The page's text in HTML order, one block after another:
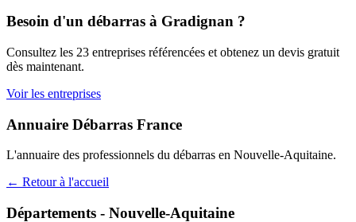
Besoin d'un débarras à Gradignan ?
Consultez les 23 entreprises référencées et obtenez un devis gratuit
dès maintenant.
Voir les entreprises
Annuaire Débarras France
L'annuaire des professionnels du débarras en Nouvelle-Aquitaine.
← Retour à l'accueil
Départements - Nouvelle-Aquitaine